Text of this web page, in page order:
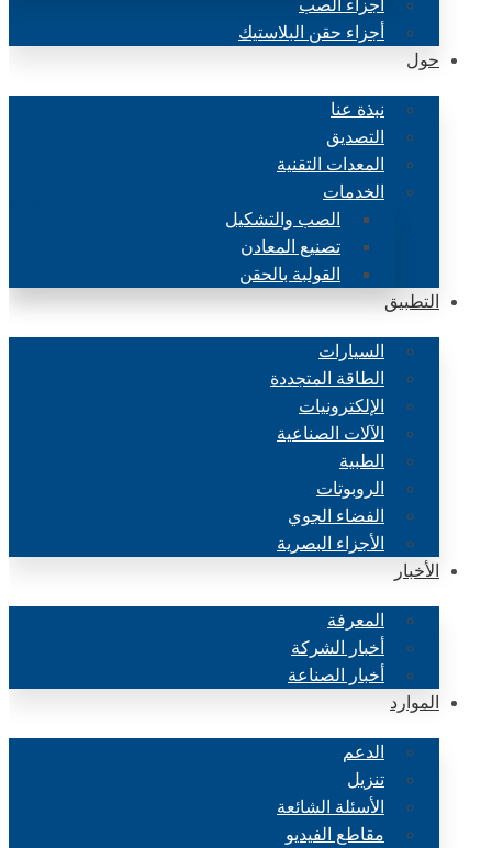
أجزاء حقن البلاستيك
حول
نبذة عنا
التصديق
المعدات التقنية
الخدمات
الصب والتشكيل
تصنيع المعادن
القولبة بالحقن
التطبيق
السيارات
الطاقة المتجددة
الإلكترونيات
الآلات الصناعية
الطبية
الروبوتات
الفضاء الجوي
الأجزاء البصرية
الأخبار
المعرفة
أخبار الشركة
أخبار الصناعة
الموارد
الدعم
تنزيل
الأسئلة الشائعة
مقاطع الفيديو